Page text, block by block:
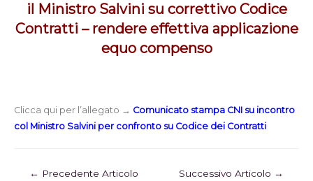
il Ministro Salvini su correttivo Codice
Contratti – rendere effettiva applicazione
equo compenso
Clicca qui per l’allegato → Comunicato stampa CNI su incontro
col Ministro Salvini per confronto su Codice dei Contratti
← Precedente Articolo Successivo Articolo →